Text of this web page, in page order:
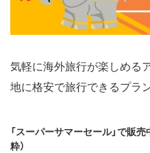
気軽に海外旅行が楽しめる
地に格安で旅行できるプラ
「スーパーサマーセール」で販
粋）